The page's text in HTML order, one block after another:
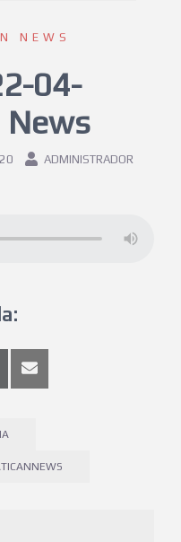
NEWS
04-
News
ADMINISTRADOR